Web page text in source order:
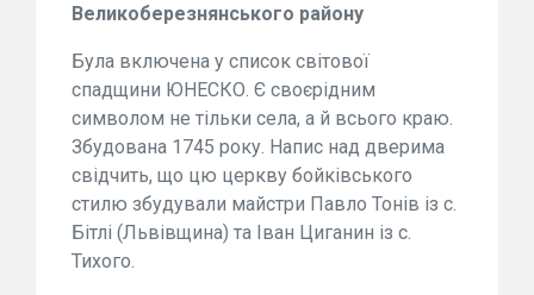
Великоберезнянського району
Була включена у список світової
спадщини ЮНЕСКО. Є своєрідним
символом не тільки села, а й всього краю.
Збудована 1745 року. Напис над дверима
свідчить, що цю церкву бойківського
стилю збудували майстри Павло Тонів із с.
Бітлі (Львівщина) та Іван Циганин із с.
Тихого.